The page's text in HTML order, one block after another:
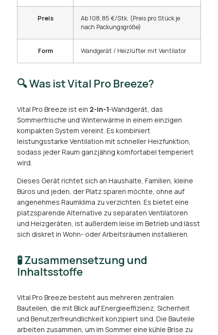
Preis
Ab 108,85 €/Stk. (Preis pro Stück je
nach Packungsgröße)
Form Wandgerät / Heizlüfter mit Ventilator
🔍 Was ist Vital Pro Breeze?
Vital Pro Breeze ist ein 2-in-1-Wandgerät, das
Sommerfrische und Winterwärme in einem einzigen
kompakten System vereint. Es kombiniert
leistungsstarke Ventilation mit schneller Heizfunktion,
sodass jeder Raum ganzjährig komfortabel temperiert
wird.
Dieses Gerät richtet sich an Haushalte, Familien, kleine
Büros und jeden, der Platz sparen möchte, ohne auf
angenehmes Raumklima zu verzichten. Es bietet eine
platzsparende Alternative zu separaten Ventilatoren
und Heizgeräten, ist außerdem leise im Betrieb und lässt
sich diskret in Wohn- oder Arbeitsräumen installieren.
🧪 Zusammensetzung und
Inhaltsstoffe
Vital Pro Breeze besteht aus mehreren zentralen
Bauteilen, die mit Blick auf Energieeffizienz, Sicherheit
und Benutzerfreundlichkeit konzipiert sind. Die Bauteile
arbeiten zusammen, um im Sommer eine kühle Brise zu